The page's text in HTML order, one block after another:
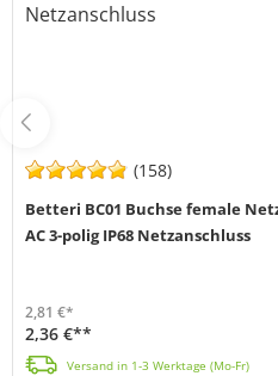
(158)
Betteri BC01 Buchse female
AC 3-polig IP68 Netzanschluss
2,81 €*
2,36 €**
Versand in 1-3 Werktage (Mo-Fr)